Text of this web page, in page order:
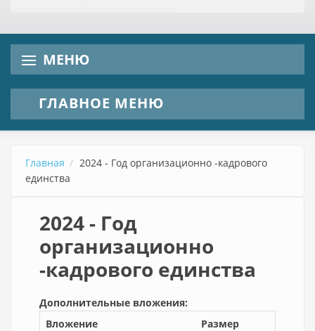
МЕНЮ
ГЛАВНОЕ МЕНЮ
Главная
2024 - Год организационно -кадрового
единства
2024 - Год
организационно
-кадрового единства
Дополнительные вложения:
Вложение
Размер